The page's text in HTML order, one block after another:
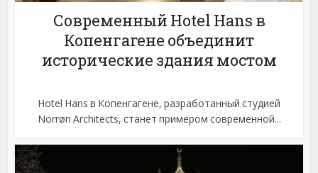
Современный Hotel Hans в
Копенгагене объединит
исторические здания мостом
Hotel Hans в Копенгагене, разработанный студией
Norrøn Architects, станет примером современной...